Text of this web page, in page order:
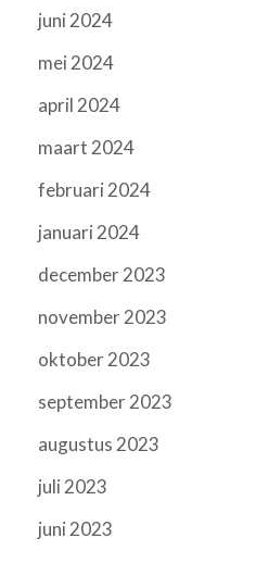
juni 2024
mei 2024
april 2024
maart 2024
februari 2024
januari 2024
december 2023
november 2023
oktober 2023
september 2023
augustus 2023
juli 2023
juni 2023